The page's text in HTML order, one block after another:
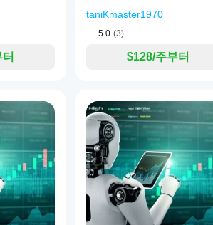
적의 결과를 위해 다음을 제공하는 중개
요 시장 시간 동안 일반적으로 < 2.0 포
으로 제공하는 모든 cTrader 중개인과 호
taniKmaster1970
5.0 (3)
$128/주부터